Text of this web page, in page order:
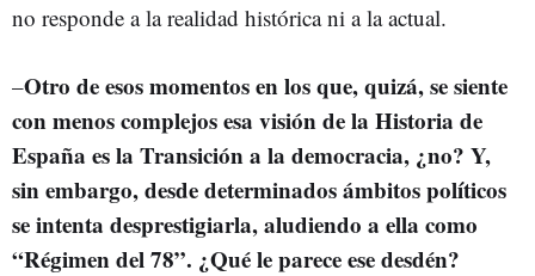
no responde a la realidad histórica ni a la actual.
–Otro de esos momentos en los que, quizá, se siente
con menos complejos esa visión de la Historia de
España es la Transición a la democracia, ¿no? Y,
sin embargo, desde determinados ámbitos políticos
se intenta desprestigiarla, aludiendo a ella como
“Régimen del 78”. ¿Qué le parece ese desdén?